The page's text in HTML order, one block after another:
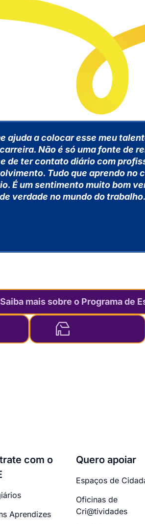
ajuda a colocar esse meu
Não é só uma fonte de
de ter contato diário com
Tudo que aprendo no
É um sentimento muito bom
verdade no mundo do
Saiba mais sobre o Programa de
com o
Aprendizes
Quero apoiar
Espaços de
Oficinas de
Cri@tividades